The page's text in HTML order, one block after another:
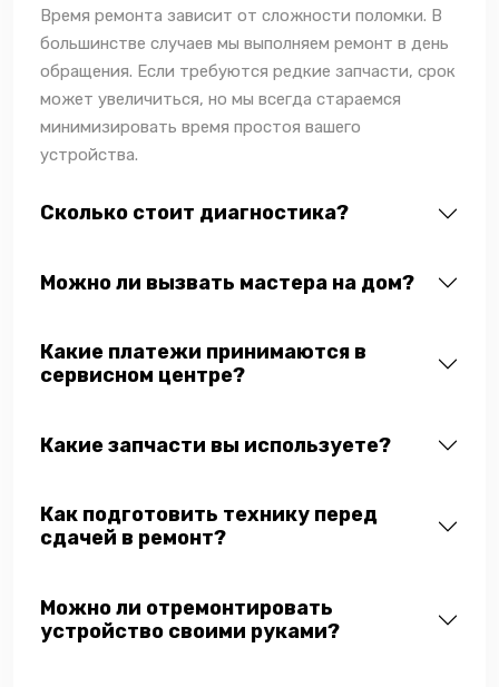
Время ремонта зависит от сложности поломки. В
большинстве случаев мы выполняем ремонт в день
обращения. Если требуются редкие запчасти, срок
может увеличиться, но мы всегда стараемся
минимизировать время простоя вашего
устройства.
Сколько стоит диагностика?
Можно ли вызвать мастера на дом?
Какие платежи принимаются в
сервисном центре?
Какие запчасти вы используете?
Как подготовить технику перед
сдачей в ремонт?
Можно ли отремонтировать
устройство своими руками?